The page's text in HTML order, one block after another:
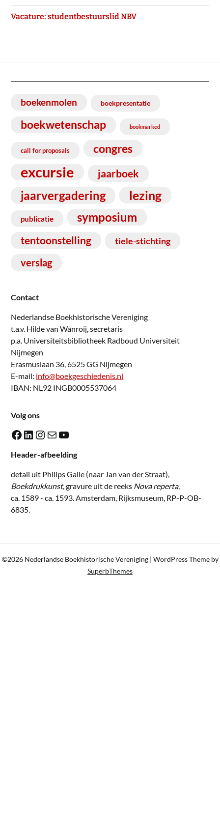
Vacature: studentbestuurslid NBV
boekenmolen boekpresentatie
boekwetenschap bookmarked
call for proposals congres
excursie jaarboek
jaarvergadering lezing
publicatie symposium
tentoonstelling tiele-stichting
verslag
Contact
Nederlandse Boekhistorische Vereniging
t.a.v. Hilde van Wanroij, secretaris
p.a. Universiteitsbibliotheek Radboud Universiteit
Nijmegen
Erasmuslaan 36, 6525 GG Nijmegen
E-mail: info@boekgeschiedenis.nl
IBAN: NL92 INGB0005537064
Volg ons
Facebook LinkedIn Instagram E-mail YouTube
Header-afbeelding
detail uit Philips Galle (naar Jan van der Straat),
Boekdrukkunst, gravure uit de reeks Nova reperta,
ca. 1589 - ca. 1593. Amsterdam, Rijksmuseum, RP-P-OB-
6835.
©2026 Nederlandse Boekhistorische Vereniging | WordPress Theme by
SuperbThemes